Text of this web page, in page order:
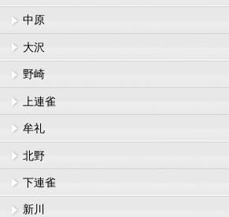
中原
大沢
野崎
上連雀
牟礼
北野
下連雀
新川